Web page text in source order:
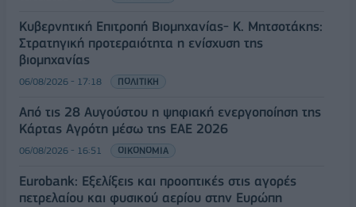
Κυβερνητική Επιτροπή Βιομηχανίας- Κ. Μητσοτάκης:
Στρατηγική προτεραιότητα η ενίσχυση της
βιομηχανίας
06/08/2026 - 17:18 ΠΟΛΙΤΙΚΗ
Από τις 28 Αυγούστου η ψηφιακή ενεργοποίηση της
Κάρτας Αγρότη μέσω της ΕΑΕ 2026
06/08/2026 - 16:51 ΟΙΚΟΝΟΜΙΑ
Eurobank: Εξελίξεις και προοπτικές στις αγορές
πετρελαίου και φυσικού αερίου στην Ευρώπη